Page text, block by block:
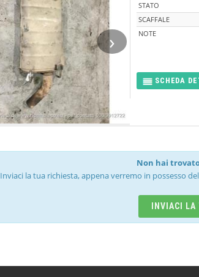
›
STATO
SCAFFALE
NOTE
SCHEDA
Non hai
Inviaci la tua richiesta, appena verremo in possesso
INVIACI